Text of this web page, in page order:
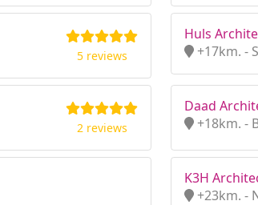
5 reviews
Huls
+17km. -
2 reviews
Daad
+18km. -
K3H
+23km. -